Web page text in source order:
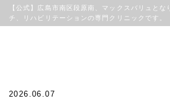
【公式】広島市南区段原南、マックスバリュとな
チ、リハビリテーションの専門クリニックです。
2026.06.07